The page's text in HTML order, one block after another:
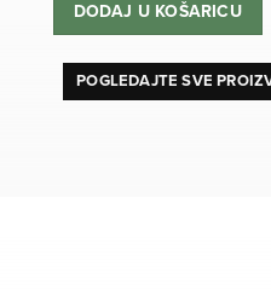
DODAJ U KOŠARICU
POGLEDAJTE SVE